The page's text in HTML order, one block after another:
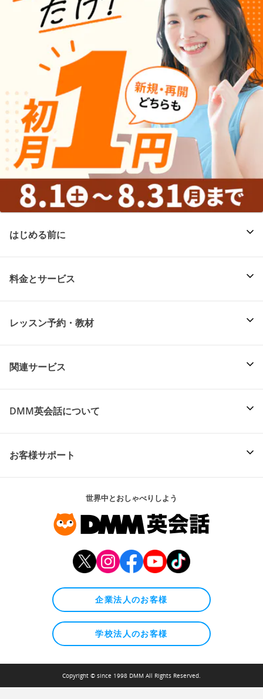
はじめる前に
料金とサービス
レッスン予約・教材
関連サービス
DMM英会話について
お客様サポート
世界中とおしゃべりしよう
企業法人のお客様
学校法人のお客様
Copyright © since 1998 DMM All Rights Reserved.